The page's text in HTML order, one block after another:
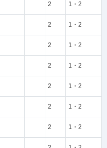
2 1・2
2 1・2
2 1・2
2 1・2
2 1・2
2 1・2
2 1・2